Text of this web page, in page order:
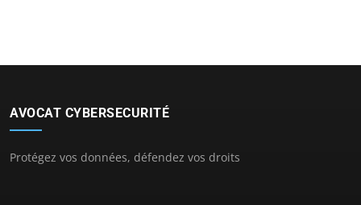
AVOCAT CYBERSECURITÉ
Protégez vos données, défendez vos droits